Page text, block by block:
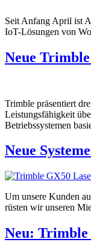
Seit Anfang April ist
IoT-Lösungen von
Neue
Trimble präsentiert
Leistungsfähigkeit
Betriebssystemen
Neue
Um unsere Kunden
rüsten wir unseren
Neu: